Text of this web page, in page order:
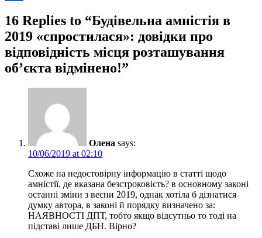
16 Replies to “Будівельна амністія в
2019 «спростилася»: довідки про
відповідність місця розташування
об’єкта відмінено!”
Олена says:
10/06/2019 at 02:10
Схоже на недостовірну інформацію в статті щодо
амністії, де вказана безстроковість? в основному законі
останні зміни з весни 2019, однак хотіла б дізнатися
думку автора, в законі й порядку визначено за:
НАЯВНОСТІ ДПТ, тобто якщо відсутньо то тоді на
підставі лише ДБН. Вірно?